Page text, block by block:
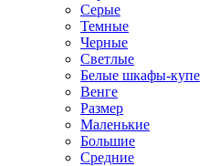
Серые
Темные
Черные
Светлые
Белые шкафы-купе
Венге
Размер
Маленькие
Большие
Средние